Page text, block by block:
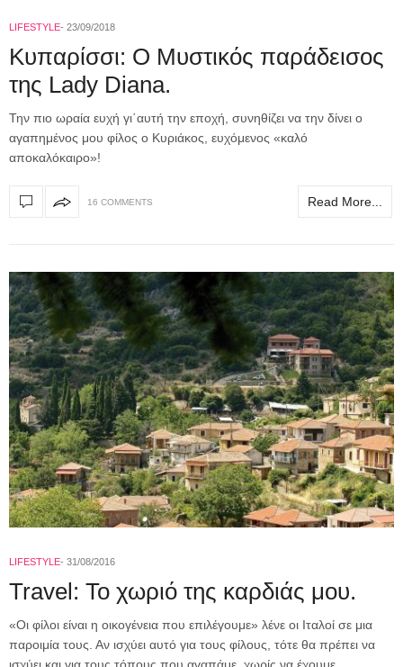
LIFESTYLE 23/09/2018
Κυπαρίσσι: Ο Μυστικός παράδεισος
της Lady Diana.
Την πιο ωραία ευχή γι΄αυτή την εποχή, συνηθίζει να την δίνει ο
αγαπημένος μου φίλος ο Κυριάκος, ευχόμενος «καλό
αποκαλόκαιρο»!
16 COMMENTS Read More...
LIFESTYLE 31/08/2016
Travel: Το χωριό της καρδιάς μου.
«Οι φίλοι είναι η οικογένεια που επιλέγουμε» λένε οι Ιταλοί σε μια
παροιμία τους. Αν ισχύει αυτό για τους φίλους, τότε θα πρέπει να
ισχύει και για τους τόπους που αγαπάμε, χωρίς να έχουμε